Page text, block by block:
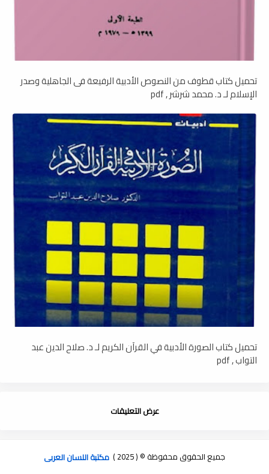
تحميل كتاب قطوف من النصوص الأدبية الرفيعة فى الجاهلية وصدر
الإسلام لـ د. محمد شرشر , pdf
تحميل كتاب الصورة الأدبية في القرآن الكريم لـ د. صلاح الدين عبد
التواب , pdf
عرض التعليقات
جميع الحقوق محفوظة © ( 2025 ) مكتبة اللسان العربى